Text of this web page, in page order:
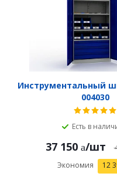
Инструментальный
004030
Есть в
37 150 /шт
Экономия 12